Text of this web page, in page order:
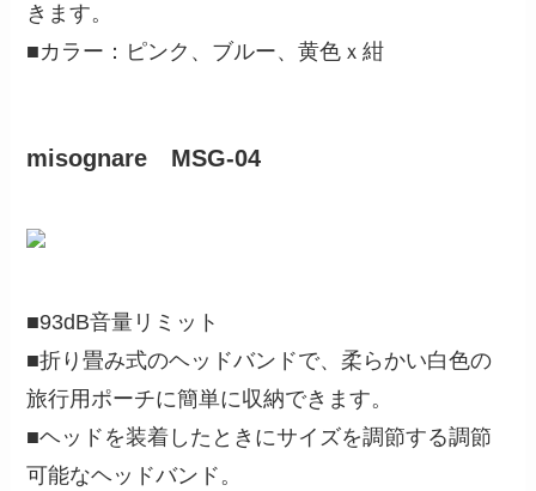
きます。
■カラー：ピンク、ブルー、黄色ｘ紺
misognare MSG-04
■93dB音量リミット
■折り畳み式のヘッドバンドで、柔らかい白色の
旅行用ポーチに簡単に収納できます。
■ヘッドを装着したときにサイズを調節する調節
可能なヘッドバンド。